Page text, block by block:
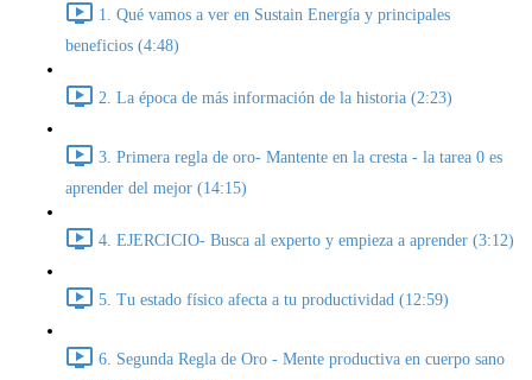
1. Qué vamos a ver en Sustain Energía y principales
beneficios (4:48)
2. La época de más información de la historia (2:23)
3. Primera regla de oro- Mantente en la cresta - la tarea 0 es
aprender del mejor (14:15)
4. EJERCICIO- Busca al experto y empieza a aprender (3:12)
5. Tu estado físico afecta a tu productividad (12:59)
6. Segunda Regla de Oro - Mente productiva en cuerpo sano